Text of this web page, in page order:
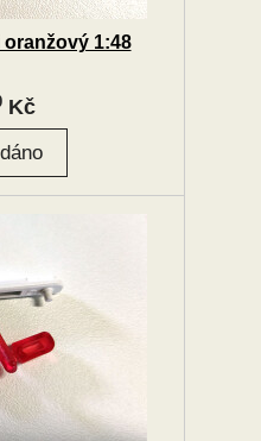
oranžový 1:48
Kč